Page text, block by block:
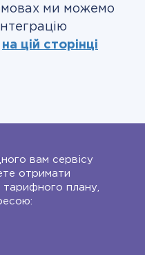
ми можемо
на цій сторінці
вам сервісу
отримати
тарифного плану,